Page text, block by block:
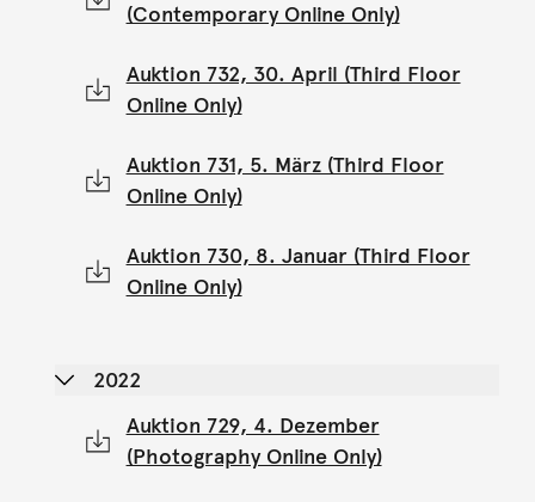
(Contemporary Online Only)
Auktion 732, 30. April (Third Floor
Online Only)
Auktion 731, 5. März (Third Floor
Online Only)
Auktion 730, 8. Januar (Third Floor
Online Only)
2022
Auktion 729, 4. Dezember
(Photography Online Only)